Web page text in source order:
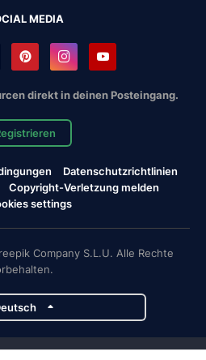
MEDIA
direkt in deinen Posteingang.
Datenschutzrichtlinien
Copyright-Verletzung melden
settings
Company S.L.U. Alle Rechte